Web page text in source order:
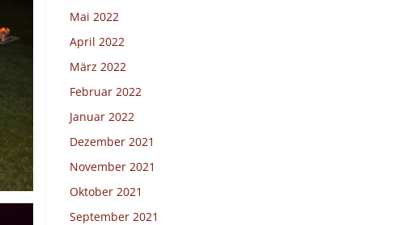
Mai 2022
April 2022
März 2022
Februar 2022
Januar 2022
Dezember 2021
November 2021
Oktober 2021
September 2021